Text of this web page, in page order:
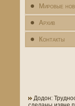
Мировые
Архив
Контакты
Додон: